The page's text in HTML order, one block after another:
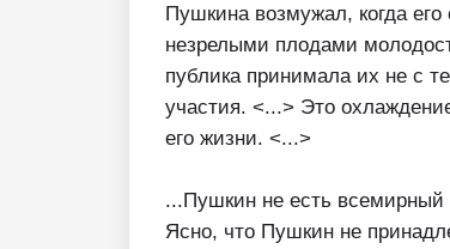
Пушкина возмужал, когда
незрелыми плодами
публика принимала их не с
участия. <...> Это
его жизни. <...>
...Пушкин не есть всемирный
Ясно, что Пушкин не